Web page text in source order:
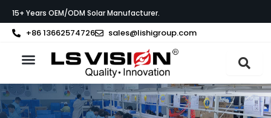
容
プ
15+ Years OEM/ODM Solar Manufacturer.
+86 13662574726 sales@lishigroup.com